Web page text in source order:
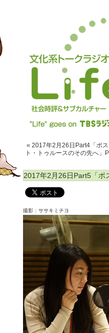
« 2017年2月26日Part4「ポ
ト・トゥルースのその先へ
2017年2月26日Part5「ポ
撮影：ササキミチヨ